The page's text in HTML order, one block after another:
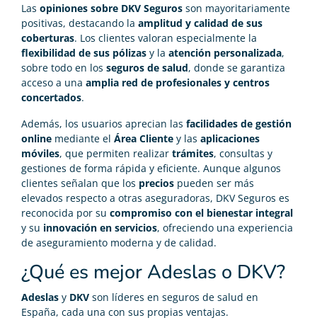
Las opiniones sobre DKV Seguros son mayoritariamente
positivas, destacando la amplitud y calidad de sus
coberturas. Los clientes valoran especialmente la
flexibilidad de sus pólizas y la atención personalizada,
sobre todo en los seguros de salud, donde se garantiza
acceso a una amplia red de profesionales y centros
concertados.
Además, los usuarios aprecian las facilidades de gestión
online mediante el Área Cliente y las aplicaciones
móviles, que permiten realizar trámites, consultas y
gestiones de forma rápida y eficiente. Aunque algunos
clientes señalan que los precios pueden ser más
elevados respecto a otras aseguradoras, DKV Seguros es
reconocida por su compromiso con el bienestar integral
y su innovación en servicios, ofreciendo una experiencia
de aseguramiento moderna y de calidad.
¿Qué es mejor Adeslas o DKV?
Adeslas y DKV son líderes en seguros de salud en
España, cada una con sus propias ventajas.